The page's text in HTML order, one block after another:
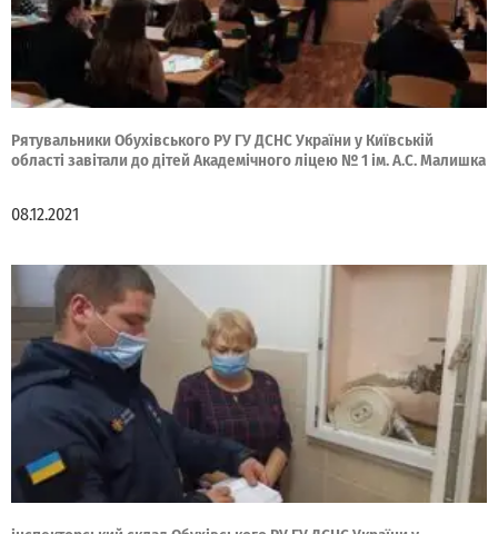
Рятувальники Обухівського РУ ГУ ДСНС України у Київській
області завітали до дітей Академічного ліцею № 1 ім. А.С. Малишка
08.12.2021